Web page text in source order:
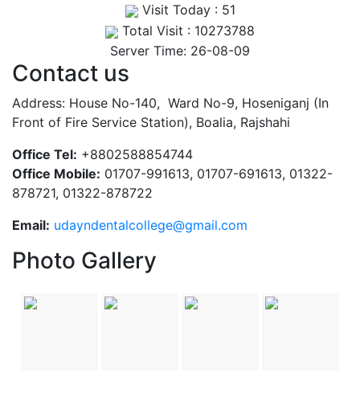
Visit Today : 51
Total Visit : 10273788
Server Time: 26-08-09
Contact us
Address: House No-140, Ward No-9, Hoseniganj (In
Front of Fire Service Station), Boalia, Rajshahi
Office Tel: +8802588854744
Office Mobile: 01707-991613, 01707-691613, 01322-
878721, 01322-878722
Email: udayndentalcollege@gmail.com
Photo Gallery